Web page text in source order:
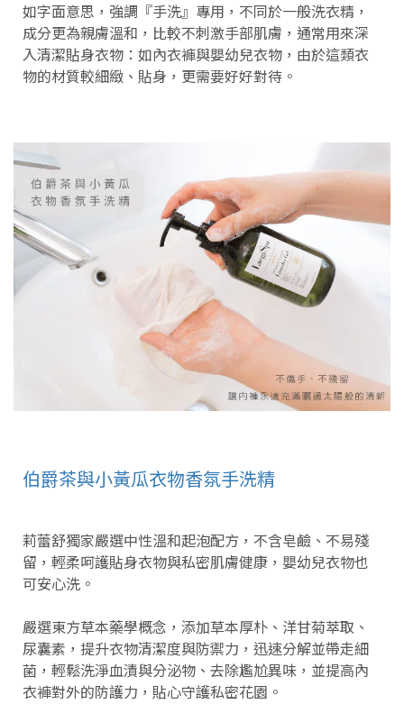
如字面意思，強調『手洗』專用，不同於一般洗衣精，
成分更為親膚溫和，比較不刺激手部肌膚，通常用來深
入清潔貼身衣物：如內衣褲與嬰幼兒衣物，由於這類衣
物的材質較細緻、貼身，更需要好好對待。
伯爵茶與小黃瓜衣物香氛手洗精
莉蕾舒獨家嚴選中性溫和起泡配方，不含皂鹼、不易殘
留，輕柔呵護貼身衣物與私密肌膚健康，嬰幼兒衣物也
可安心洗。
嚴選東方草本藥學概念，添加草本厚朴、洋甘菊萃取、
尿囊素，提升衣物清潔度與防禦力，迅速分解並帶走細
菌，輕鬆洗淨血漬與分泌物、去除尷尬異味，並提高內
衣褲對外的防護力，貼心守護私密花園。